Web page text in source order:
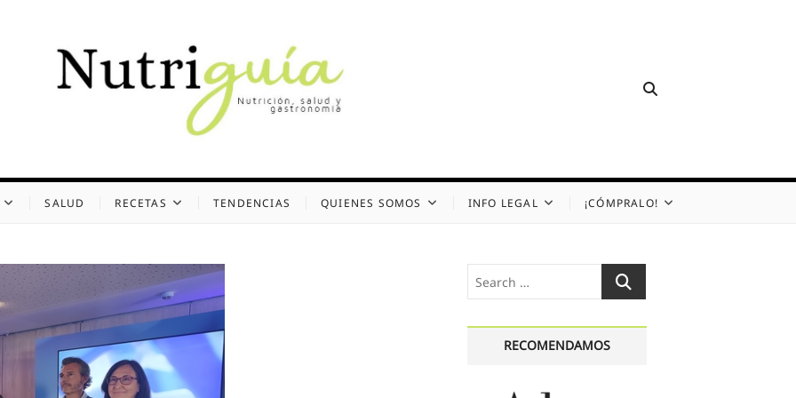
SALUD RECETAS TENDENCIAS QUIENES SOMOS INFO LEGAL ¡CÓMPRALO!
Search
…
RECOMENDAMOS